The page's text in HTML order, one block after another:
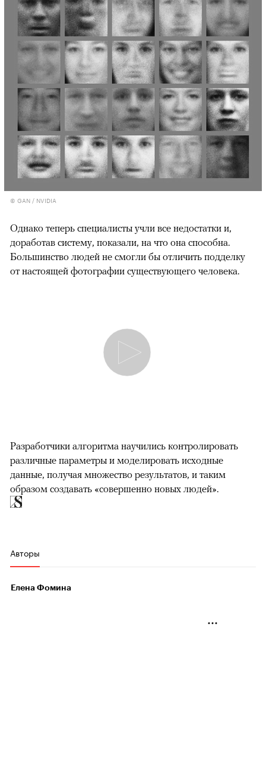
© GAN / NVIDIA
Однако теперь специалисты учли все недостатки и,
доработав систему, показали, на что она способна.
Большинство людей не смогли бы отличить подделку
от настоящей фотографии существующего человека.
Разработчики алгоритма научились контролировать
различные параметры и моделировать исходные
данные, получая множество результатов, и таким
образом создавать «совершенно новых людей».
Авторы
Елена Фомина